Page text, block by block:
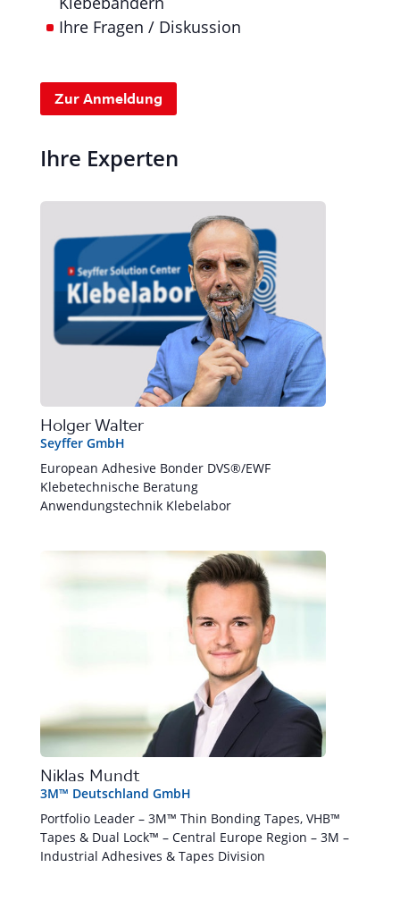
Ihre Fragen / Diskussion
Zur Anmeldung
Ihre Experten
Holger Walter
Seyffer GmbH
European Adhesive Bonder DVS®/EWF
Klebetechnische Beratung
Anwendungstechnik Klebelabor
Niklas Mundt
3M™ Deutschland GmbH
Portfolio Leader – 3M™ Thin Bonding Tapes, VHB™
Tapes & Dual Lock™ – Central Europe Region – 3M –
Industrial Adhesives & Tapes Division